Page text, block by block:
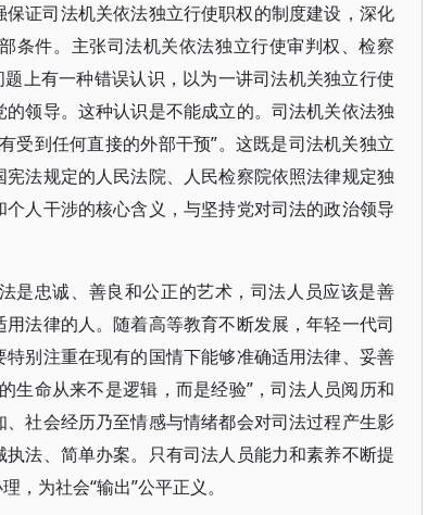
证司法机关依法独立行使职权的制度建设，深化
条件。主张司法机关依法独立行使审判权、检察
上有一种错误认识，以为一讲司法机关独立行使
领导。这种认识是不能成立的。司法机关依法独
受到任何直接的外部干预”。这既是司法机关独立
法规定的人民法院、人民检察院依照法律规定独
人干涉的核心含义，与坚持党对司法的政治领导
是忠诚、善良和公正的艺术，司法人员应该是善
法律的人。随着高等教育不断发展，年轻一代司
别注重在现有的国情下能够准确适用法律、妥善
生命从来不是逻辑，而是经验”，司法人员阅历和
社会经历乃至情感与情绪都会对司法过程产生影
法、简单办案。只有司法人员能力和素养不断提
，为社会“输出”公平正义。